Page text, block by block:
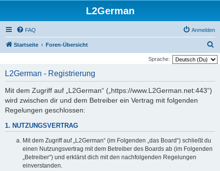
L2German
FAQ Anmelden
Startseite Foren-Übersicht
u
Sprache:
L2German - Registrierung
Mit dem Zugriff auf „L2German“ („https://www.L2German.net:443“)
wird zwischen dir und dem Betreiber ein Vertrag mit folgenden
Regelungen geschlossen:
1. NUTZUNGSVERTRAG
Mit dem Zugriff auf „L2German“ (im Folgenden „das Board“) schließt du
einen Nutzungsvertrag mit dem Betreiber des Boards ab (im Folgenden
„Betreiber“) und erklärst dich mit den nachfolgenden Regelungen
einverstanden.